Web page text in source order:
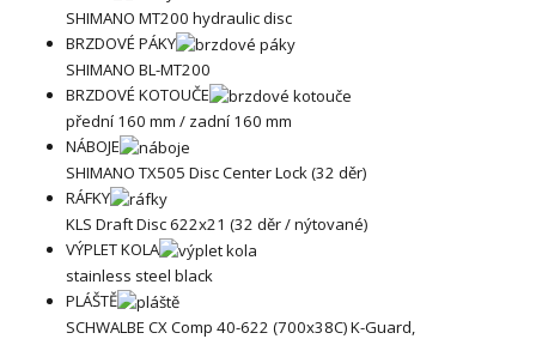
SHIMANO MT200 hydraulic disc
BRZDOVÉ PÁKY
SHIMANO BL-MT200
BRZDOVÉ KOTOUČE
přední 160 mm / zadní 160 mm
NÁBOJE
SHIMANO TX505 Disc Center Lock (32 děr)
RÁFKY
KLS Draft Disc 622x21 (32 děr / nýtované)
VÝPLET KOLA
stainless steel black
PLÁŠTĚ
SCHWALBE CX Comp 40-622 (700x38C) K-Guard,